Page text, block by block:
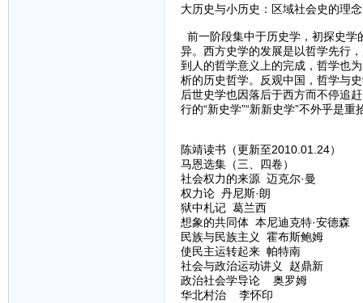
大历史与小历史：区域社会史的理
前一阶段集中于历史学，初探史
异。西方史学的发展是以哲学先行
到人的哲学意义上的完成，哲学也
析的历史哲学。反观中国，哲学与
后世史学也因落后于西方而不停追
行的“新史学”“新新史学”不外乎是
陈靖读书（更新至2010.01.24）
马恩选集（三、四卷）
社会权力的来源 迈克尔·曼
权力论 丹尼斯·朗
狱中札记 葛兰西
想象的共同体 本尼迪克特·安德森
民族与民族主义 霍布斯鲍姆
使民主运转起来 帕特南
社会与政治运动讲义 赵鼎新
政治社会学导论 奥罗姆
华北村治 李怀印